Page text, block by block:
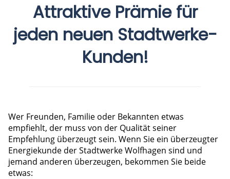
Attraktive Prämie für
jeden neuen Stadtwerke-
Kunden!
Wer Freunden, Familie oder Bekannten etwas
empfiehlt, der muss von der Qualität seiner
Empfehlung überzeugt sein. Wenn Sie ein überzeugter
Energiekunde der Stadtwerke Wolfhagen sind und
jemand anderen überzeugen, bekommen Sie beide
etwas: